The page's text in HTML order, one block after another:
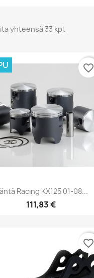
yhteensä 33 kpl.
Pikakatselu
Racing KX125 01-08...
111,83 €
favorite_border
favorite_border